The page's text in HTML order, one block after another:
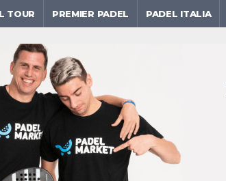
TOUR PREMIER PADEL PADEL ITALIA